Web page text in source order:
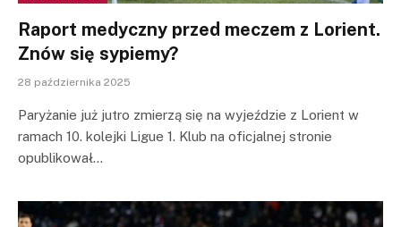
Raport medyczny przed meczem z Lorient.
Znów się sypiemy?
28 października 2025
Paryżanie już jutro zmierzą się na wyjeździe z Lorient w
ramach 10. kolejki Ligue 1. Klub na oficjalnej stronie
opublikował…